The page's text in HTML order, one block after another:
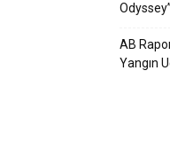
Odyssey”
AB
Yangın